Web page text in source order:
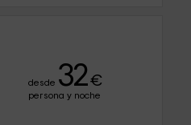
desde 32€
persona y noche